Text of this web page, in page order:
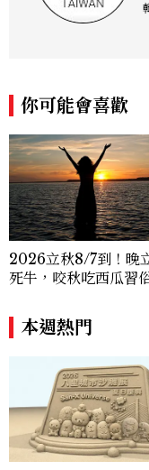
度
你可能會喜歡
2026立秋8/7到！晚
死牛，咬秋吃西瓜習
本週熱門